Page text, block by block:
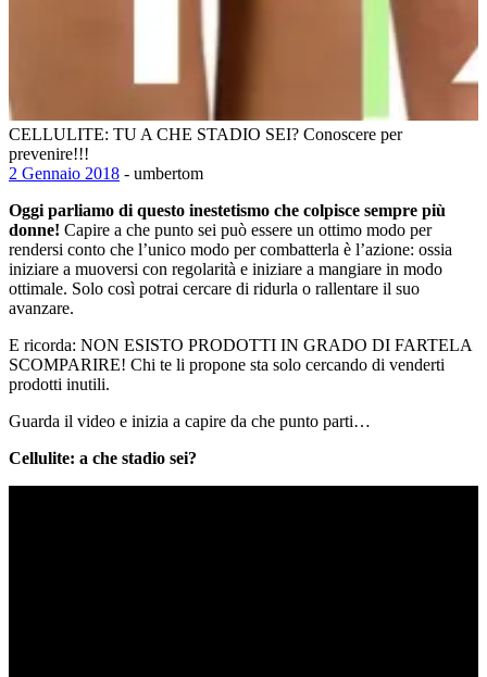
CELLULITE: TU A CHE STADIO SEI? Conoscere per
prevenire!!!
2 Gennaio 2018 - umbertom
Oggi parliamo di questo inestetismo che colpisce sempre più
donne! Capire a che punto sei può essere un ottimo modo per
rendersi conto che l’unico modo per combatterla è l’azione: ossia
iniziare a muoversi con regolarità e iniziare a mangiare in modo
ottimale. Solo così potrai cercare di ridurla o rallentare il suo
avanzare.
E ricorda: NON ESISTO PRODOTTI IN GRADO DI FARTELA
SCOMPARIRE! Chi te li propone sta solo cercando di venderti
prodotti inutili.
Guarda il video e inizia a capire da che punto parti…
Cellulite: a che stadio sei?